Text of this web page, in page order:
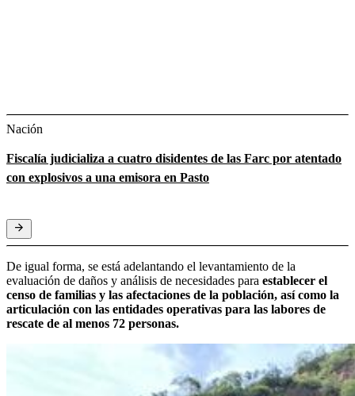
Nación
Fiscalía judicializa a cuatro disidentes de las Farc por atentado
con explosivos a una emisora en Pasto
De igual forma, se está adelantando el levantamiento de la
evaluación de daños y análisis de necesidades para establecer el
censo de familias y las afectaciones de la población, así como la
articulación con las entidades operativas para las labores de
rescate de al menos 72 personas.